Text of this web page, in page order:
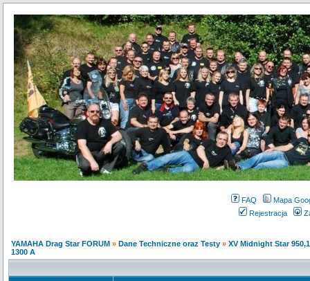
FAQ
Mapa
Rejestracja
YAMAHA Drag Star FORUM » Dane Techniczne oraz Testy » XV Midnight Star
1300 A